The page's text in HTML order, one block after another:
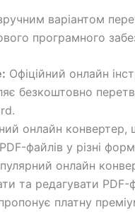
варіантом
програмного
Офіційний онлайн
безкоштовно
онлайн конвертер,
файлів у різні
онлайн
та редагувати
платну